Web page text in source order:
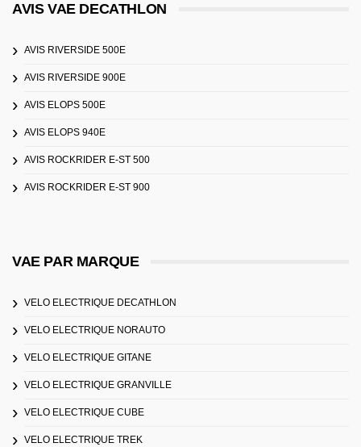
AVIS VAE DECATHLON
AVIS RIVERSIDE 500E
AVIS RIVERSIDE 900E
AVIS ELOPS 500E
AVIS ELOPS 940E
AVIS ROCKRIDER E-ST 500
AVIS ROCKRIDER E-ST 900
VAE PAR MARQUE
VELO ELECTRIQUE DECATHLON
VELO ELECTRIQUE NORAUTO
VELO ELECTRIQUE GITANE
VELO ELECTRIQUE GRANVILLE
VELO ELECTRIQUE CUBE
VELO ELECTRIQUE TREK